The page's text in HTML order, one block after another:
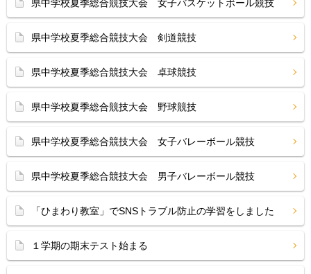
県中学校夏季総合競技大会 女子バスケットボール競技
県中学校夏季総合競技大会 剣道競技
県中学校夏季総合競技大会 卓球競技
県中学校夏季総合競技大会 野球競技
県中学校夏季総合競技大会 女子バレーボール競技
県中学校夏季総合競技大会 男子バレーボール競技
「ひまわり教室」でSNSトラブル防止の学習をしました
１学期の期末テスト始まる